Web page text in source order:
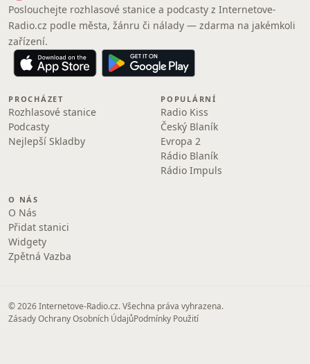
Poslouchejte rozhlasové stanice a podcasty z Internetove-
Radio.cz podle města, žánru či nálady — zdarma na jakémkoli
zařízení.
PROCHÁZET
Rozhlasové stanice
Podcasty
Nejlepší Skladby
POPULÁRNÍ
Radio Kiss
Český Blaník
Evropa 2
Rádio Blaník
Rádio Impuls
O NÁS
O Nás
Přidat stanici
Widgety
Zpětná Vazba
© 2026 Internetove-Radio.cz. Všechna práva vyhrazena.
Zásady Ochrany Osobních ÚdajůPodmínky Použití